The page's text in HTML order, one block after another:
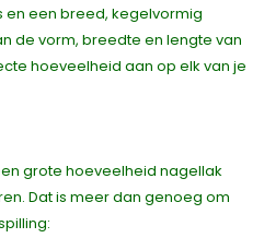
en een breed, kegelvormig
de vorm, breedte en lengte van
hoeveelheid aan op elk van je
grote hoeveelheid nagellak
Dat is meer dan genoeg om